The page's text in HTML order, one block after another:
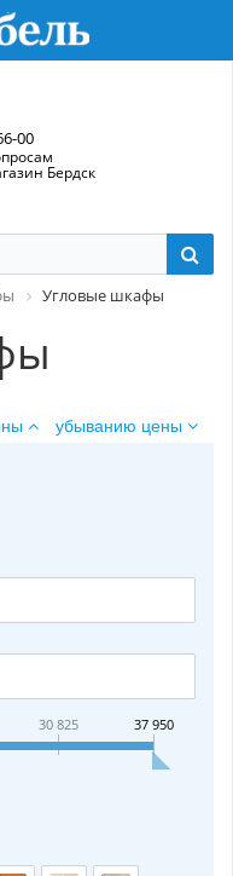
00
Бердск
Угловые шкафы
убыванию цены
30 825 37 950